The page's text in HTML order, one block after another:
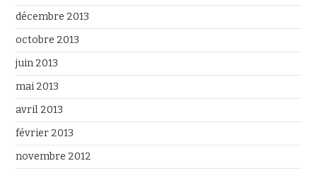
décembre 2013
octobre 2013
juin 2013
mai 2013
avril 2013
février 2013
novembre 2012